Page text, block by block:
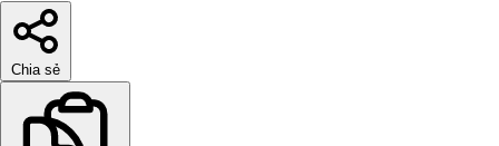
Chia sẻ